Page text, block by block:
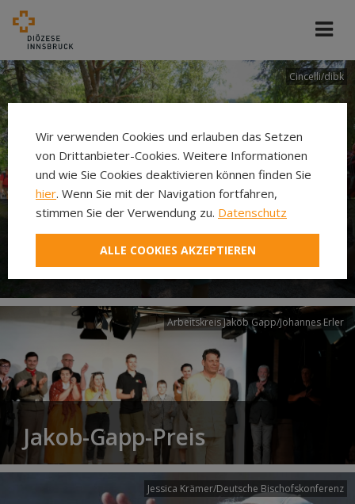
Cincelli/dibk
Neuer Pilgerweg Via
Laudato si’
Arbeitskreis Jakob Gapp/Johannes Erler
Jakob-Gapp-Preis
Jessica Krämer/Deutsche Bischofskonferenz
Wir verwenden Cookies und erlauben das Setzen
von Drittanbieter-Cookies. Weitere Informationen
und wie Sie Cookies deaktivieren können finden Sie
hier. Wenn Sie mit der Navigation fortfahren,
stimmen Sie der Verwendung zu. Datenschutz
ALLE COOKIES AKZEPTIEREN